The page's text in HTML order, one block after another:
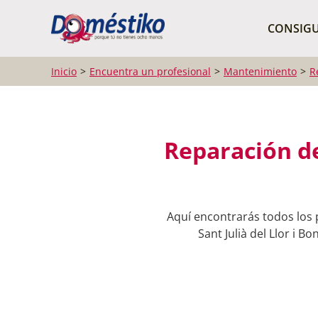
Inicio Encuentra un profesional Mantenimiento
Reparación
Aquí encontrarás todos los
Sant Julià del Llor i